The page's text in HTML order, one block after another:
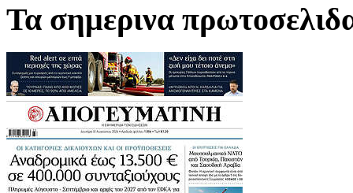
Τα σημερινα